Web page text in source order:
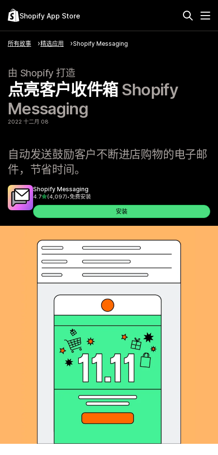
Shopify App Store
所有故事 精选应用 Shopify Messaging
由 Shopify 打造
点亮客户收件箱 Shopify
Messaging
2022 十二月 08
自动发送鼓励客户不断进店购物的电子邮
件，节省时间。
Shopify Messaging
4.7星（满分 5 星）
(4,097)
总共 4097 条评论
•免费安装
安装